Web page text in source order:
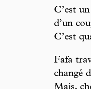
C’est
d’un
C’est
Fafa
changé